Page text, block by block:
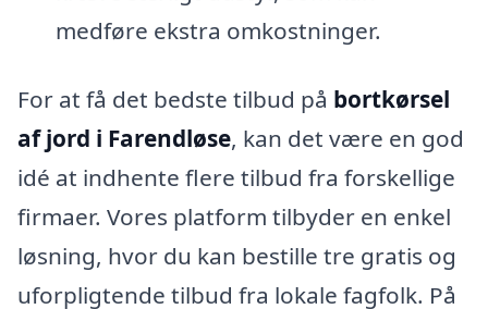
medføre ekstra omkostninger.
For at få det bedste tilbud på bortkørsel
af jord i Farendløse, kan det være en god
idé at indhente flere tilbud fra forskellige
firmaer. Vores platform tilbyder en enkel
løsning, hvor du kan bestille tre gratis og
uforpligtende tilbud fra lokale fagfolk. På